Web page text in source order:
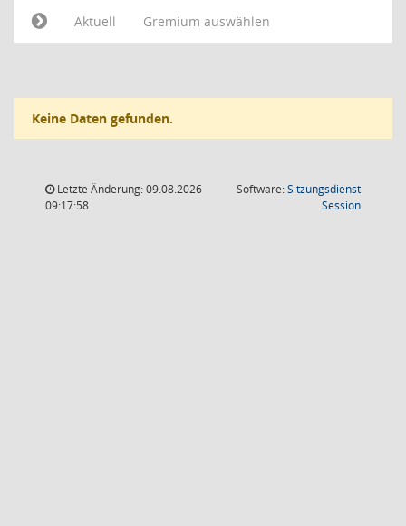
Aktuell
Gremium auswählen
Keine Daten gefunden.
Letzte Änderung: 09.08.2026
09:17:58
Software:Sitzungsdienst
Session(Wird in